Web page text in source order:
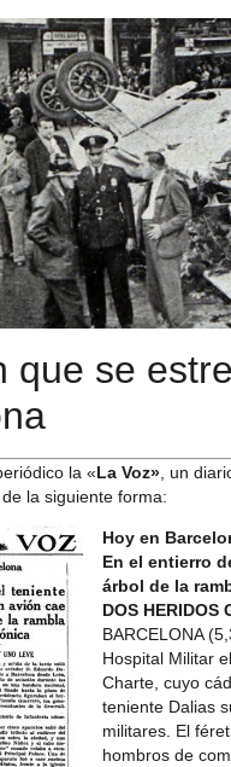
que se
la «La Voz» , un
la siguiente forma:
Hoy en
En el entierro
árbol de la
DOS HERIDOS
BARCELONA
Hospital Militar
Charte, cuyo
teniente Dalias
militares. El
hombros de